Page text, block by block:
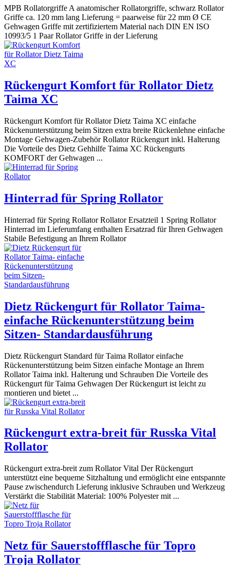
MPB Rollatorgriffe A anatomischer Rollatorgriffe, schwarz Rollator
Griffe ca. 120 mm lang Lieferung = paarweise für 22 mm Ø CE
Gehwagen Griffe mit zertifiziertem Material nach DIN EN ISO
10993/5 1 Paar Rollator Griffe in der Lieferung
Rückengurt Komfort für Rollator Dietz
Taima XC
Rückengurt Komfort für Rollator Dietz Taima XC einfache
Rückenunterstützung beim Sitzen extra breite Rückenlehne einfache
Montage Gehwagen-Zubehör Rollator Rückengurt inkl. Halterung
Die Vorteile des Dietz Gehhilfe Taima XC Rückengurts
KOMFORT der Gehwagen ...
Hinterrad für Spring Rollator
Hinterrad für Spring Rollator Rollator Ersatzteil 1 Spring Rollator
Hinterrad im Lieferumfang enthalten Ersatzrad für Ihren Gehwagen
Stabile Befestigung an Ihrem Rollator
Dietz Rückengurt für Rollator Taima-
einfache Rückenunterstützung beim
Sitzen- Standardausführung
Dietz Rückengurt Standard für Taima Rollator einfache
Rückenunterstützung beim Sitzen einfache Montage an Ihrem
Rollator Taima inkl. Halterung und Schrauben Die Vorteile des
Rückengurt für Taima Gehwagen Der Rückengurt ist leicht zu
montieren und bietet ...
Rückengurt extra-breit für Russka Vital
Rollator
Rückengurt extra-breit zum Rollator Vital Der Rückengurt
unterstützt eine bequeme Sitzhaltung und ermöglicht eine entspannte
Pause zwischendurch Lieferung inklusive Schrauben und Werkzeug
Verstärkt die Stabilität Material: 100% Polyester mit ...
Netz für Sauerstoffflasche für Topro
Troja Rollator